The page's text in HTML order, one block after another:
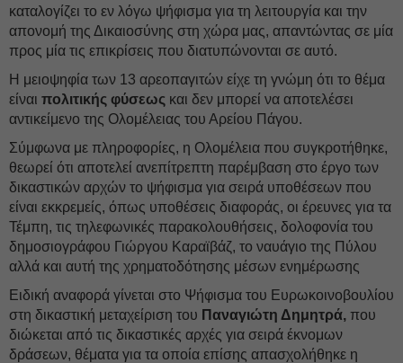
καταλογίζει το εν λόγω ψήφισμα για τη λειτουργία και την
απονομή της Δικαιοσύνης στη χώρα μας, απαντώντας σε μία
προς μία τις επικρίσεις που διατυπώνονται σε αυτό.
Η μειοψηφία των 13 αρεοπαγιτών είχε τη γνώμη ότι το θέμα
είναι πολιτικής φύσεως και δεν μπορεί να αποτελέσει
αντικείμενο της Ολομέλειας του Αρείου Πάγου.
Σύμφωνα με πληροφορίες, η Ολομέλεια που συγκροτήθηκε,
θεωρεί ότι αποτελεί ανεπίτρεπτη παρέμβαση στο έργο των
δικαστικών αρχών το ψήφισμα για σειρά υποθέσεων που
είναι εκκρεμείς, όπως υποθέσεις διαφοράς, οι έρευνες για τα
Τέμπη, τις τηλεφωνικές παρακολουθήσεις, δολοφονία του
δημοσιογράφου Γιώργου Καραϊβάζ, το ναυάγιο της Πύλου
αλλά και αυτή της χρηματοδότησης μέσων ενημέρωσης
Ειδική αναφορά γίνεται στο Ψήφισμα του Ευρωκοινοβουλίου
στη δικαστική μεταχείριση του Παναγιώτη Δημητρά, που
διώκεται από τις δικαστικές αρχές για σειρά έκνομων
δράσεων, θέματα για τα οποία επίσης απασχολήθηκε η